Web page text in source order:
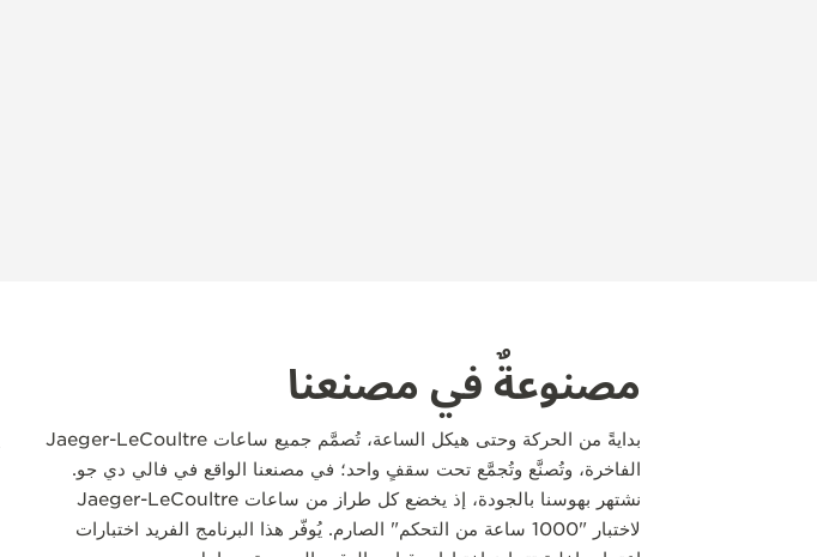
مصنوعةٌ في مصنعنا
بدايةً من الحركة وحتى هيكل الساعة، تُصمَّم جميع ساعات Jaeger-LeCoultre
الفاخرة، وتُصنَّع وتُجمَّع تحت سقفٍ واحد؛ في مصنعنا الواقع في فالي دي جو.
نشتهر بهوسنا بالجودة، إذ يخضع كل طراز من ساعات Jaeger-LeCoultre
لاختبار "1000 ساعة من التحكم" الصارم. يُوفّر هذا البرنامج الفريد اختبارات